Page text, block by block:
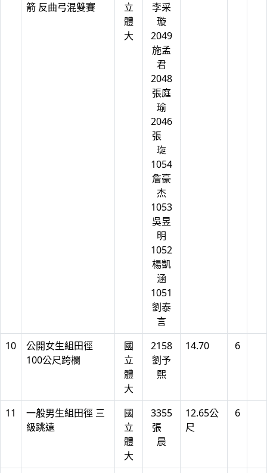
箭 反曲弓混雙賽
立
體
大
李采
璇
2049
施孟
君
2048
張庭
瑜
2046
張
琁
1054
詹豪
杰
1053
吳昱
明
1052
楊凱
涵
1051
劉泰
言
10
公開女生組田徑
100公尺跨欄
國
立
體
大
2158
劉予
熙
14.70 6
11
一般男生組田徑 三
級跳遠
國
立
體
大
3355
張
晨
12.65公
尺
6